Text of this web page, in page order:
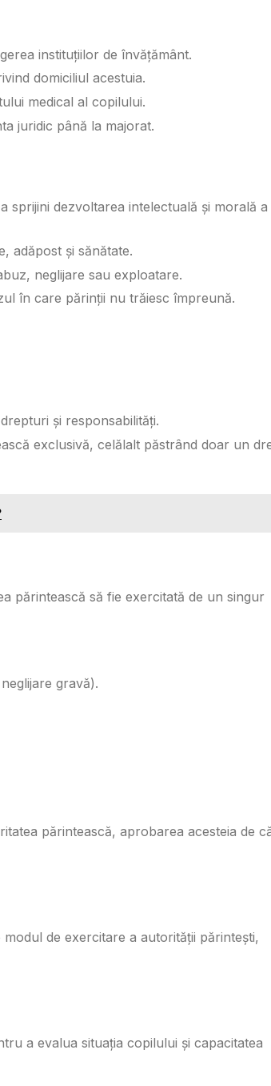
instituțiilor de învățământ.
domiciliul acestuia.
medical al copilului.
juridic până la majorat.
sprijini dezvoltarea intelectuală și morală a
adăpost și sănătate.
neglijare sau exploatare.
în care părinții nu trăiesc împreună.
și responsabilități.
exclusivă, celălalt păstrând doar un
părintească să fie exercitată de un singur
gravă).
părintească, aprobarea acesteia de
de exercitare a autorității părintești,
a evalua situația copilului și capacitatea